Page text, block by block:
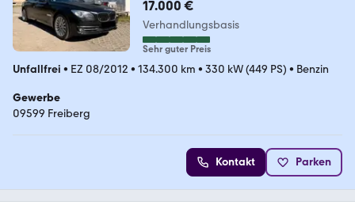
17.000 €
Verhandlungsbasis
Sehr guter Preis
Unfallfrei • EZ 08/2012 • 134.300 km • 330 kW (449 PS) • Benzin
Gewerbe
09599 Freiberg
Kontakt Parken